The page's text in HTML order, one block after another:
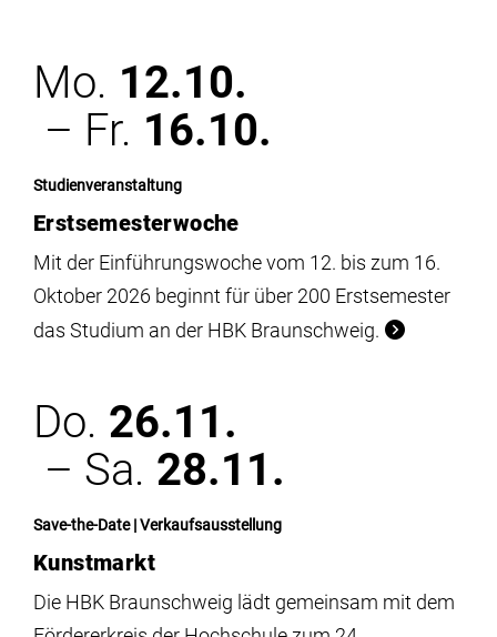
Forschung
Aktuelles
meinstudium
Mo. 12.10.
– Fr. 16.10.
Studienveranstaltung
Erstsemesterwoche
Mit der Einführungswoche vom 12. bis zum 16.
Oktober 2026 beginnt für über 200 Erstsemester
das Studium an der HBK Braunschweig.
Do. 26.11.
– Sa. 28.11.
Save-the-Date | Verkaufsausstellung
Kunstmarkt
Die HBK Braunschweig lädt gemeinsam mit dem